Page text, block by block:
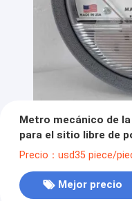
Metro mecánico de la
para el sitio libre de
Precio：usd35 piece/
Mejor precio